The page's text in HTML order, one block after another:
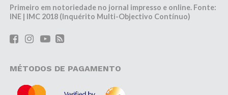
Primeiro em notoriedade no jornal impresso e online. Fonte:
INE | IMC 2018 (Inquérito Multi-Objectivo Contínuo)
MÉTODOS DE PAGAMENTO